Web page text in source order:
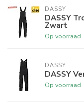
DASSY
DASSY
Zwart
Op voorraad
DASSY
DASSY
Op voorraad